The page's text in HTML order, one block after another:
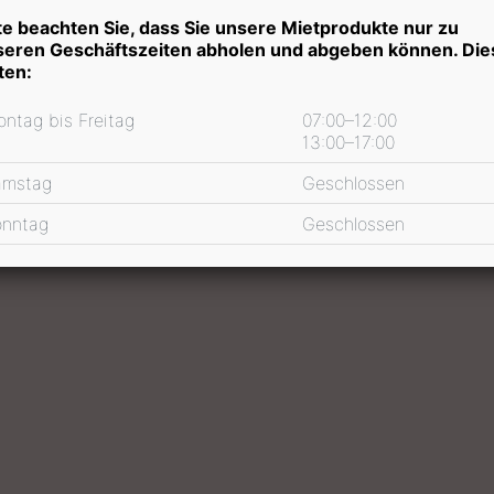
beachten Sie, dass Sie unsere Mietprodukte nur zu
Geschäftszeiten abholen und abgeben können.
bis Freitag
07:00–12:00
13:00–17:00
Geschlossen
Geschlossen